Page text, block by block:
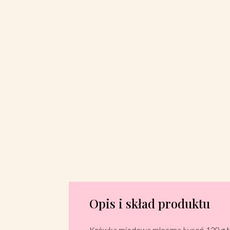
Opis i skład produktu